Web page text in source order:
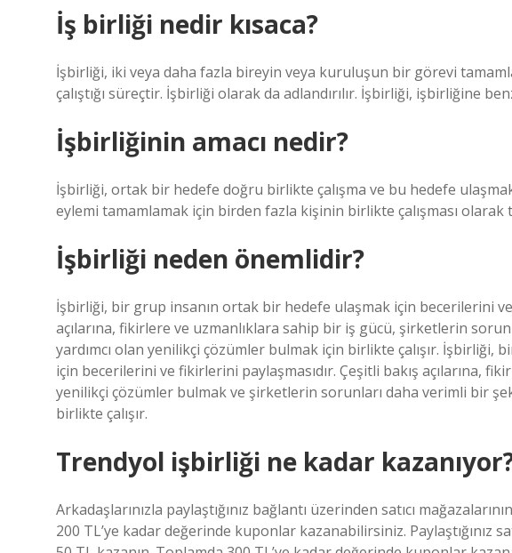
İş birliği nedir kısaca?
İşbirliği, iki veya daha fazla bireyin veya kuruluşun bir görevi
çalıştığı süreçtir. İşbirliği olarak da adlandırılır. İşbirliği, işbirliğine
İşbirliğinin amacı nedir?
İşbirliği, ortak bir hedefe doğru birlikte çalışma ve bu hedefe
eylemi tamamlamak için birden fazla kişinin birlikte çalışması olarak
İşbirliği neden önemlidir?
İşbirliği, bir grup insanın ortak bir hedefe ulaşmak için becerilerini ve
açılarına, fikirlere ve uzmanlıklara sahip bir iş gücü, şirketlerin
yardımcı olan yenilikçi çözümler bulmak için birlikte çalışır.
için becerilerini ve fikirlerini paylaşmasıdır. Çeşitli bakış açılarına,
yenilikçi çözümler bulmak ve şirketlerin sorunları daha verimli bir
birlikte çalışır.
Trendyol işbirliği ne kadar
Arkadaşlarınızla paylaştığınız bağlantı üzerinden satıcı
200 TL’ye kadar değerinde kuponlar kazanabilirsiniz. Paylaştığınız